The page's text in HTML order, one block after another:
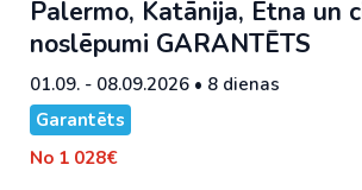
Palermo, Katānija, Etna un
noslēpumi GARANTĒTS
01.09. - 08.09.2026 • 8 dienas
Garantēts
No 1 028€